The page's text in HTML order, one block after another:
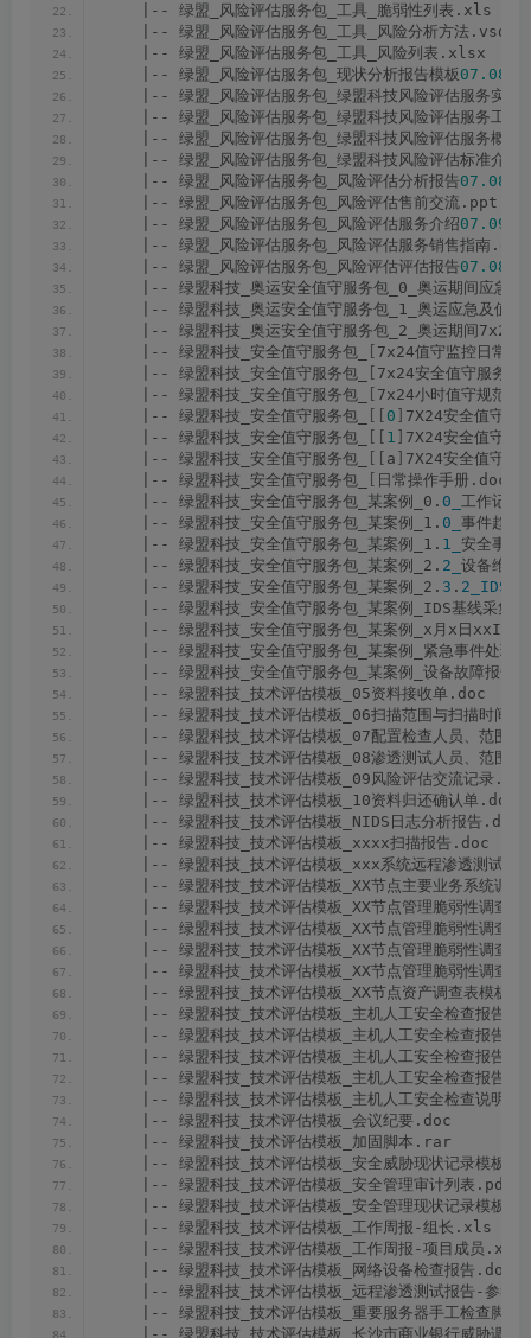
    |-- 绿盟_风险评估服务包_工具_脆弱性列表.xls
    |-- 绿盟_风险评估服务包_工具_风险分析方法.vsd
    |-- 绿盟_风险评估服务包_工具_风险列表.xlsx
    |-- 绿盟_风险评估服务包_现状分析报告模板
07.08
|-- 绿盟_风险评估服务包_绿盟科技风险评估服务实施
|-- 绿盟_风险评估服务包_绿盟科技风险评估服务工程
|-- 绿盟_风险评估服务包_绿盟科技风险评估服务概述
|-- 绿盟_风险评估服务包_绿盟科技风险评估标准介绍
    |-- 绿盟_风险评估服务包_风险评估分析报告
07.08
    |-- 绿盟_风险评估服务包_风险评估售前交流.ppt
    |-- 绿盟_风险评估服务包_风险评估服务介绍
07.09
    |-- 绿盟_风险评估服务包_风险评估服务销售指南.doc
    |-- 绿盟_风险评估服务包_风险评估评估报告
07.08
|-- 绿盟科技_奥运安全值守服务包_0_奥运期间应急响
|-- 绿盟科技_奥运安全值守服务包_1_奥运应急及值
|-- 绿盟科技_奥运安全值守服务包_2_奥运期间7x24
    |-- 绿盟科技_安全值守服务包_
7x24值守监控日常
    |-- 绿盟科技_安全值守服务包_
7x24安全值守服务
    |-- 绿盟科技_安全值守服务包_
7x24小时值守规范
    |-- 绿盟科技_安全值守服务包_
0
7X24安全值守
    |-- 绿盟科技_安全值守服务包_
1
7X24安全值守
    |-- 绿盟科技_安全值守服务包_
a
7X24安全值守
    |-- 绿盟科技_安全值守服务包_
日常操作手册.doc
    |-- 绿盟科技_安全值守服务包_某案例_0.
0_ 工作记
    |-- 绿盟科技_安全值守服务包_某案例_1.
0_ 事件趋
    |-- 绿盟科技_安全值守服务包_某案例_1.
1_ 安全事件
    |-- 绿盟科技_安全值守服务包_某案例_2.
2_ 设备维
    |-- 绿盟科技_安全值守服务包_某案例_2.
3 . 2_IDS
|-- 绿盟科技_安全值守服务包_某案例_IDS基线采集
|-- 绿盟科技_安全值守服务包_某案例_x月x日xxIDS
|-- 绿盟科技_安全值守服务包_某案例_紧急事件处理
|-- 绿盟科技_安全值守服务包_某案例_设备故障报告
    |-- 绿盟科技_技术评估模板_05资料接收单.doc
|-- 绿盟科技_技术评估模板_06扫描范围与扫描时间
|-- 绿盟科技_技术评估模板_07配置检查人员、范围
|-- 绿盟科技_技术评估模板_08渗透测试人员、范围
    |-- 绿盟科技_技术评估模板_09风险评估交流记录.doc
    |-- 绿盟科技_技术评估模板_10资料归还确认单.doc
    |-- 绿盟科技_技术评估模板_NIDS日志分析报告.doc
    |-- 绿盟科技_技术评估模板_xxxx扫描报告.doc
|-- 绿盟科技_技术评估模板_xxx系统远程渗透测试报
|-- 绿盟科技_技术评估模板_XX节点主要业务系统调
|-- 绿盟科技_技术评估模板_XX节点管理脆弱性调查
|-- 绿盟科技_技术评估模板_XX节点管理脆弱性调查问
|-- 绿盟科技_技术评估模板_XX节点管理脆弱性调查问
|-- 绿盟科技_技术评估模板_XX节点管理脆弱性调查问
|-- 绿盟科技_技术评估模板_XX节点资产调查表模板
    |-- 绿盟科技_技术评估模板_主机人工安全检查报告
|-- 绿盟科技_技术评估模板_主机人工安全检查报告
    |-- 绿盟科技_技术评估模板_主机人工安全检查报告
|-- 绿盟科技_技术评估模板_主机人工安全检查报告脚
|-- 绿盟科技_技术评估模板_主机人工安全检查说明报
    |-- 绿盟科技_技术评估模板_会议纪要.doc
    |-- 绿盟科技_技术评估模板_加固脚本.rar
|-- 绿盟科技_技术评估模板_安全威胁现状记录模板
    |-- 绿盟科技_技术评估模板_安全管理审计列表.pdf
|-- 绿盟科技_技术评估模板_安全管理现状记录模板
    |-- 绿盟科技_技术评估模板_工作周报-组长.xls
    |-- 绿盟科技_技术评估模板_工作周报-项目成员.xls
    |-- 绿盟科技_技术评估模板_网络设备检查报告.doc
|-- 绿盟科技_技术评估模板_远程渗透测试报告-参考
|-- 绿盟科技_技术评估模板_重要服务器手工检查脚本
|-- 绿盟科技_技术评估模板_长沙市商业银行威胁调查